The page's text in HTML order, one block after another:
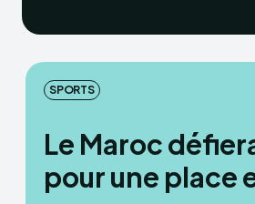
SPORTS
Le Maroc
pour une place